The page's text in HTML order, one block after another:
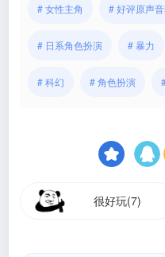
# 女性主角 # 好评原声
# 日系角色扮演 # 暴力
# 科幻 # 角色扮演
很好玩(7)